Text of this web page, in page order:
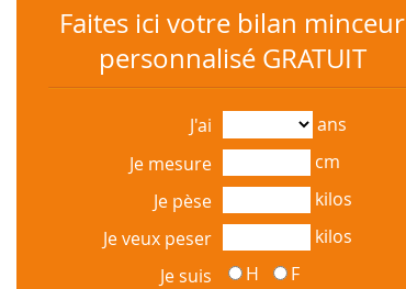
Faites ici votre bilan minceur
personnalisé GRATUIT
J'ai
ans
Je mesure
cm
Je pèse
kilos
Je veux peser
kilos
Je suis
H F